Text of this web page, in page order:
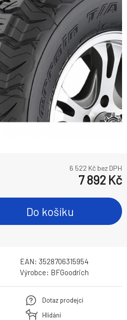
6 522 Kč bez DPH
7 892 Kč
Do košíku
EAN: 3528706315954
Výrobce: BFGoodrich
Dotaz prodejci
Hlídání